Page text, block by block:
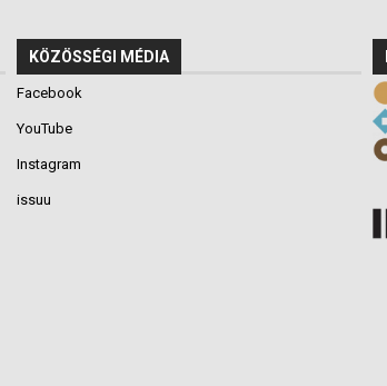
KÖZÖSSÉGI MÉDIA
Facebook
YouTube
Instagram
issuu